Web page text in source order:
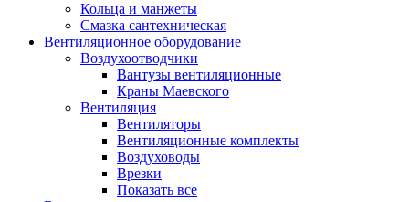
Кольца и манжеты
Смазка сантехническая
Вентиляционное оборудование
Воздухоотводчики
Вантузы вентиляционные
Краны Маевского
Вентиляция
Вентиляторы
Вентиляционные комплекты
Воздуховоды
Врезки
Показать все